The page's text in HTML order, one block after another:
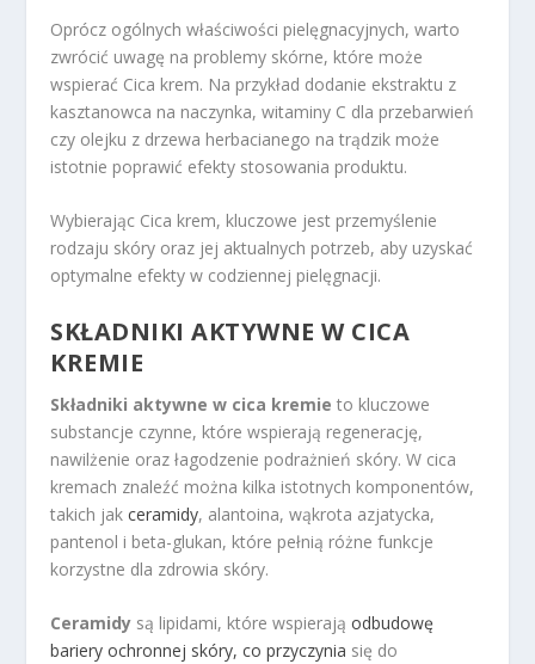
Oprócz ogólnych właściwości pielęgnacyjnych, warto
zwrócić uwagę na problemy skórne, które może
wspierać Cica krem. Na przykład dodanie ekstraktu z
kasztanowca na naczynka, witaminy C dla przebarwień
czy olejku z drzewa herbacianego na trądzik może
istotnie poprawić efekty stosowania produktu.
Wybierając Cica krem, kluczowe jest przemyślenie
rodzaju skóry oraz jej aktualnych potrzeb, aby uzyskać
optymalne efekty w codziennej pielęgnacji.
SKŁADNIKI AKTYWNE W CICA
KREMIE
Składniki aktywne w cica kremie to kluczowe
substancje czynne, które wspierają regenerację,
nawilżenie oraz łagodzenie podrażnień skóry. W cica
kremach znaleźć można kilka istotnych komponentów,
takich jakceramidy, alantoina, wąkrota azjatycka,
pantenol i beta-glukan, które pełnią różne funkcje
korzystne dla zdrowia skóry.
Ceramidy są lipidami, które wspierająodbudowę
bariery ochronnej skóry, co przyczynia się do